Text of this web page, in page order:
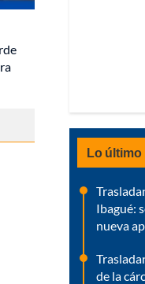
Lo último
Ibagué:
nueva
de la